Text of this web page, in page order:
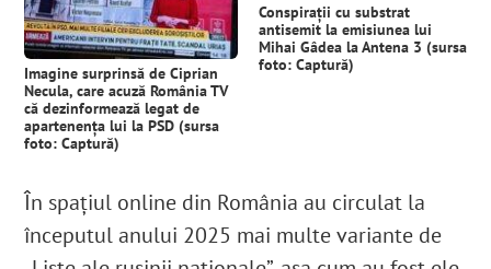
Conspirații cu substrat
antisemit la emisiunea lui
Mihai Gâdea la Antena 3 (sursa
foto: Captură)
Imagine surprinsă de Ciprian
Necula, care acuză România TV
că dezinformează legat de
apartenența lui la PSD (sursa
foto: Captură)
În spațiul online din România au circulat la
începutul anului 2025 mai multe variante de